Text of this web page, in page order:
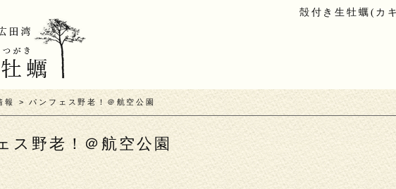
殻付き生牡蠣(カ
報 > パンフェス野老！＠航空公園
ス野老！＠航空公園